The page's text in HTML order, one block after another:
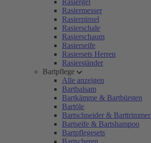
Rasiergel
Rasiermesser
Rasierpinsel
Rasierschale
Rasierschaum
Rasierseife
Rasiersets Herren
Rasierständer
Bartpflege
Alle anzeigen
Bartbalsam
Bartkämme & Bartbürsten
Bartöle
Bartschneider & Barttrimmer
Bartseife & Bartshampoo
Bartpflegesets
Bartscheren